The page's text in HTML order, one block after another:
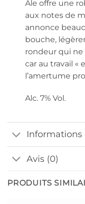
Ale offre une
aux notes de
annonce
bouche,
rondeur qui
car au travail «
l’amertume
Alc. 7% Vol.
Avis (0)
PRODUITS